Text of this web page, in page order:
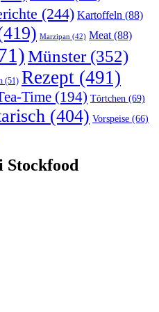
(244) Kartoffeln (88)
Marzipan (42) Meat(88)
Münster(352)
(51) Rezept (491)
Time (194) Törtchen (69)
(404) Vorspeise (66)
Stockfood